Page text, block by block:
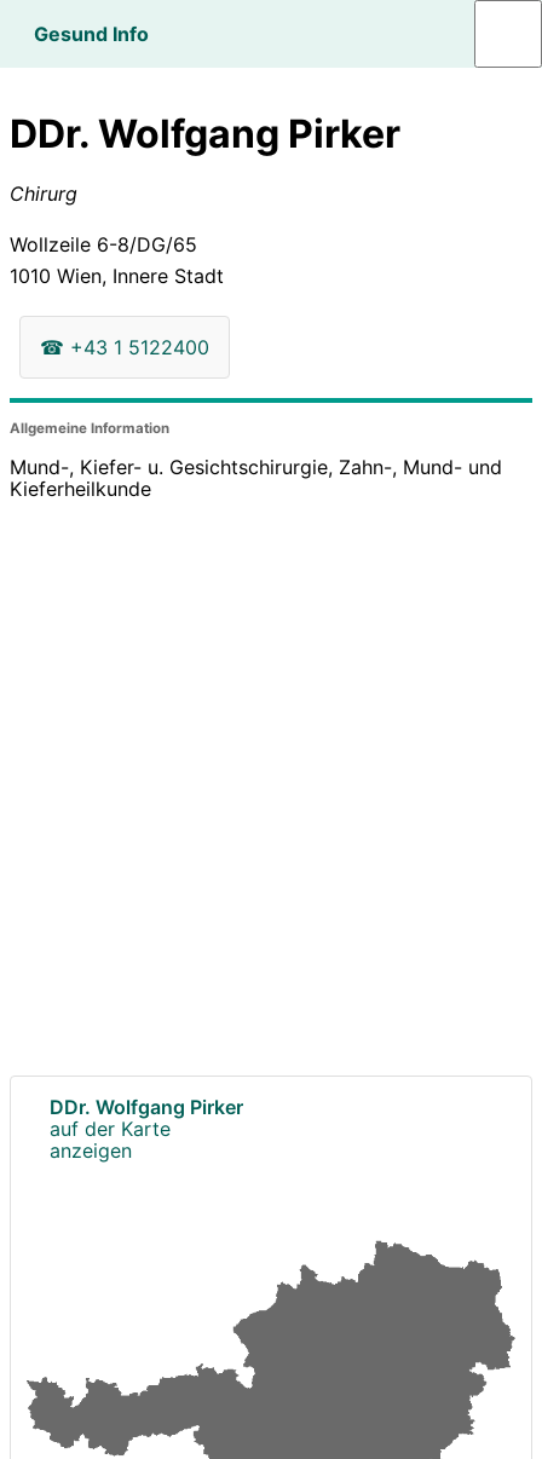
Gesund Info
DDr. Wolfgang Pirker
Chirurg
Wollzeile 6-8/DG/65
1010 Wien, Innere Stadt
☎ +43 1 5122400
Allgemeine Information
Mund-, Kiefer- u. Gesichtschirurgie, Zahn-, Mund- und
Kieferheilkunde
DDr. Wolfgang Pirker
auf der Karte
anzeigen